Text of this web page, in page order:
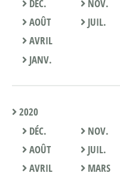
DÉC.
NOV.
AOÛT
JUIL.
AVRIL
JANV.
2020
DÉC.
NOV.
AOÛT
JUIL.
AVRIL
MARS